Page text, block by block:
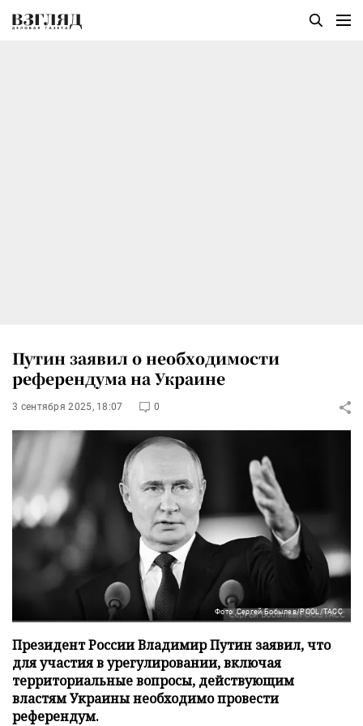
Путин заявил о необходимости
референдума на Украине
3 сентября 2025, 18:07 0
Фото: Сергей Бобылев/POOL/ТАСС
Президент России Владимир Путин заявил, что
для участия в урегулировании, включая
территориальные вопросы, действующим
властям Украины необходимо провести
референдум.